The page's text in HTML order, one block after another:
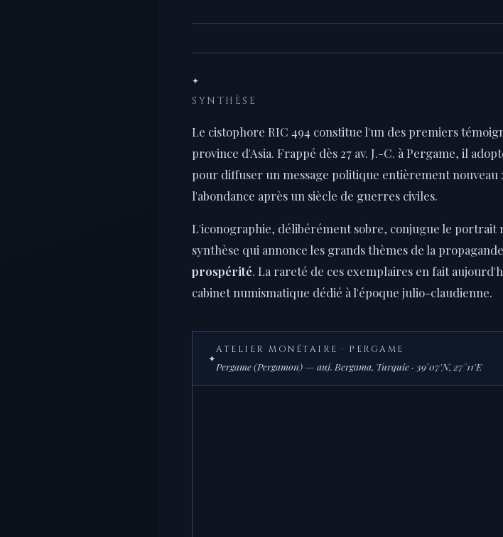
✦
SYNTHÈSE
Le cistophore RIC 494 constitue l'un des premiers
province d'Asia. Frappé dès 27 av. J.-C. à Pergame, il
pour diffuser un message politique entièrement nouveau
l'abondance après un siècle de guerres civiles.
L'iconographie, délibérément sobre, conjugue le portrait
synthèse qui annonce les grands thèmes de la
prospérité. La rareté de ces exemplaires en fait
cabinet numismatique dédié à l'époque julio-claudienne.
✦
ATELIER MONÉTAIRE · PERGAME
Pergame (Pergamon) — auj. Bergama, Turquie · 39°07'N, 27°11'E